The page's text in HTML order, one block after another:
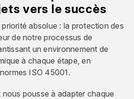
vers le succès
absolue : la protection des
de notre processus de
un environnement de
à chaque étape, en
ISO 45001.
pousse à adapter chaque